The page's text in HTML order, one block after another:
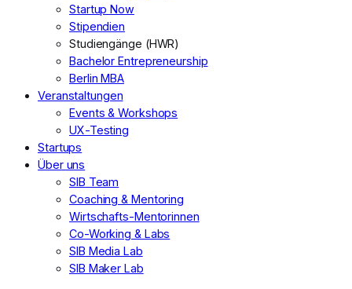
Startup Now
Stipendien
Studiengänge (HWR)
Bachelor Entrepreneurship
Berlin MBA
Veranstaltungen
Events & Workshops
UX-Testing
Startups
Über uns
SIB Team
Coaching & Mentoring
Wirtschafts-Mentorinnen
Co-Working & Labs
SIB Media Lab
SIB Maker Lab